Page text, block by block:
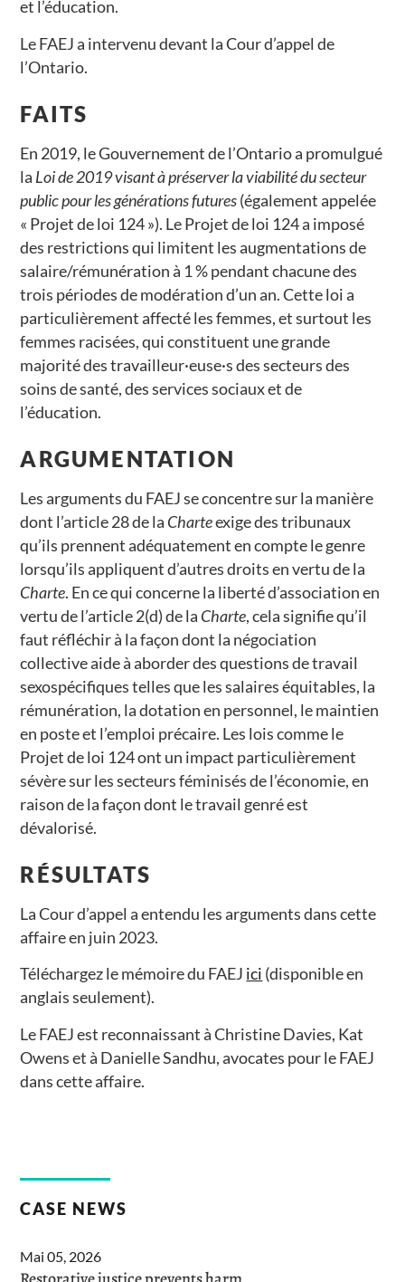
et l’éducation.
Le FAEJ a intervenu devant la Cour d’appel de
l’Ontario.
FAITS
En 2019, le Gouvernement de l’Ontario a promulgué
la Loi de 2019 visant à préserver la viabilité du secteur
public pour les générations futures(également appelée
« Projet de loi 124 »). Le Projet de loi 124 a imposé
des restrictions qui limitent les augmentations de
salaire/rémunération à 1 % pendant chacune des
trois périodes de modération d’un an. Cette loi a
particulièrement affecté les femmes, et surtout les
femmes racisées, qui constituent une grande
majorité des travailleur·euse·s des secteurs des
soins de santé, des services sociaux et de
l’éducation.
ARGUMENTATION
Les arguments du FAEJ se concentre sur la manière
dont l’article 28 de la Charteexige des tribunaux
qu’ils prennent adéquatement en compte le genre
lorsqu’ils appliquent d’autres droits en vertu de la
Charte. En ce qui concerne la liberté d’association en
vertu de l’article 2(d) de la Charte, cela signifie qu’il
faut réfléchir à la façon dont la négociation
collective aide à aborder des questions de travail
sexospécifiques telles que les salaires équitables, la
rémunération, la dotation en personnel, le maintien
en poste et l’emploi précaire. Les lois comme le
Projet de loi 124 ont un impact particulièrement
sévère sur les secteurs féminisés de l’économie, en
raison de la façon dont le travail genré est
dévalorisé.
RÉSULTATS
La Cour d’appel a entendu les arguments dans cette
affaire en juin 2023.
Téléchargez le mémoire du FAEJ ici (disponible en
anglais seulement).
Le FAEJ est reconnaissant à Christine Davies, Kat
Owens et à Danielle Sandhu, avocates pour le FAEJ
dans cette affaire.
CASE NEWS
Mai 05, 2026